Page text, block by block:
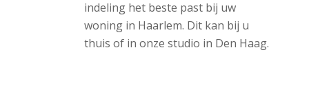
indeling het beste past bij uw
woning in Haarlem. Dit kan bij u
thuis of in onze studio in Den Haag.